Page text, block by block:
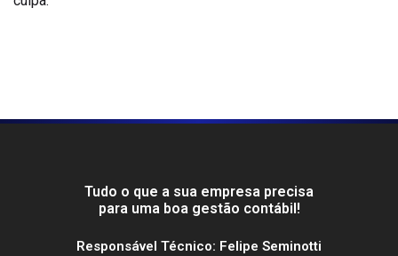
Tudo o que a sua empresa precisa
para uma boa gestão contábil!
Responsável Técnico: Felipe Seminotti